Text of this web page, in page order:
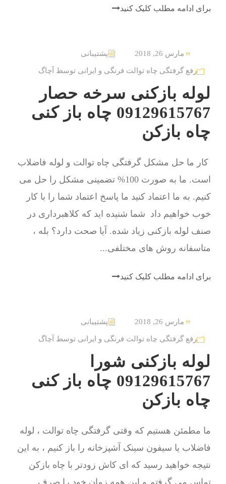
برای ادامه مطلب کلیک کنید
مارس 26, 2018 پشتیبانی
رفع گرفتگی چاه توالت فرنگی و ایرانی توسط آچاگ
لوله بازکنی سرخه حصار
09129615767 چاه باز کنی
چاه بازکن
کار ما حل مشکل گرفتگی چاه توالت و لوله فاضلاب
است. ما به صورت 100% تضمینی مشکل را حل می
کنیم. به ما اعتماد کنید ما پاسخ اعتماد شما را با کار
خوب خواهیم داد شما شنیده اید که کلاهبرداری در
صنف لوله بازکنی زیاد شده. آیا صحت دارد؟ بله ،
متاسفانه روش های مختلفی...
برای ادامه مطلب کلیک کنید
مارس 26, 2018 پشتیبانی
رفع گرفتگی چاه توالت فرنگی و ایرانی توسط آچاگ
لوله بازکنی شورا
09129615767 چاه باز کنی
چاه بازکن
ما مطمئن هستیم که وقتی گرفتگی چاه توالت ، لوله
فاضلاب یا سیفون سینک آشپزخانه را باز کنیم ، به این
نتیجه خواهید رسید که ای کاش زودتر با چاه بازکن
تماس می گرفتم و این همه زمان خود را صرف